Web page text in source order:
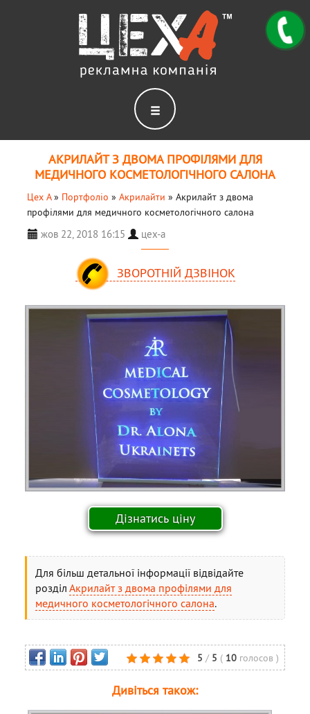
АКРИЛАЙТ З ДВОМА ПРОФІЛЯМИ ДЛЯ
МЕДИЧНОГО КОСМЕТОЛОГІЧНОГО САЛОНА
Цех А» Портфоліо » Акрилайти » Акрилайт з двома
профілями для медичного косметологічного салона
жов 22, 2018 16:15 цех-а
ЗВОРОТНІЙ ДЗВІНОК
Для більш детальної інформації відвідайте
розділАкрилайт з двома профілями для
медичного косметологічного салона.
5 / 5 ( 10 голосов)
Дивіться також: